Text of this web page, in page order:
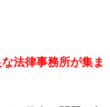
法律事務所が集ま